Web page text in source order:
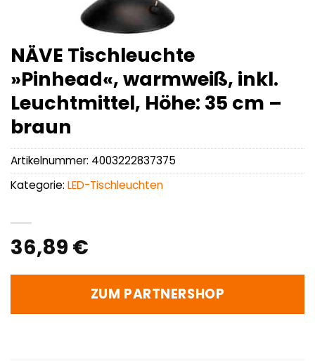
NÄVE Tischleuchte
»Pinhead«, warmweiß, inkl.
Leuchtmittel, Höhe: 35 cm –
braun
36,89 €
ZUM PARTNERSHOP
Artikelnummer: 4003222837375
Kategorie: LED-Tischleuchten